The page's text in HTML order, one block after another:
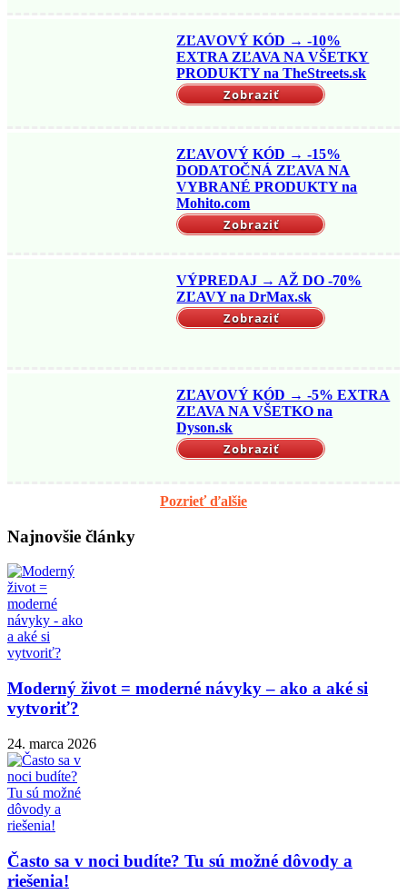
ZĽAVOVÝ KÓD → -10%
EXTRA ZĽAVA NA VŠETKY
PRODUKTY na TheStreets.sk
Zobraziť
ZĽAVOVÝ KÓD → -15%
DODATOČNÁ ZĽAVA NA
VYBRANÉ PRODUKTY na
Mohito.com
Zobraziť
VÝPREDAJ → AŽ DO -70%
ZĽAVY na DrMax.sk
Zobraziť
ZĽAVOVÝ KÓD → -5% EXTRA
ZĽAVA NA VŠETKO na
Dyson.sk
Zobraziť
Pozrieť ďalšie
Najnovšie články
Moderný život = moderné návyky – ako a aké si
vytvoriť?
24. marca 2026
Často sa v noci budíte? Tu sú možné dôvody a
riešenia!